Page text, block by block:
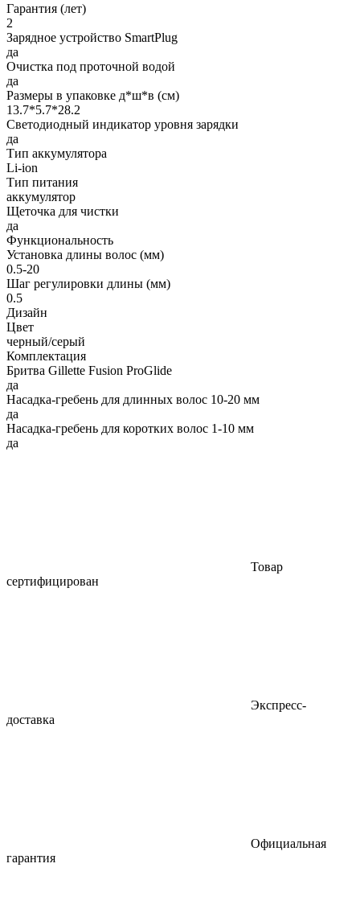
Гарантия (лет)
2
Зарядное устройство SmartPlug
да
Очистка под проточной водой
да
Размеры в упаковке д*ш*в (см)
13.7*5.7*28.2
Светодиодный индикатор уровня зарядки
да
Тип аккумулятора
Li-ion
Тип питания
аккумулятор
Щеточка для чистки
да
Функциональность
Установка длины волос (мм)
0.5-20
Шаг регулировки длины (мм)
0.5
Дизайн
Цвет
черный/серый
Комплектация
Бритва Gillette Fusion ProGlide
да
Насадка-гребень для длинных волос 10-20 мм
да
Насадка-гребень для коротких волос 1-10 мм
да
Товар
сертифицирован
Экспресс-
доставка
Официальная
гарантия